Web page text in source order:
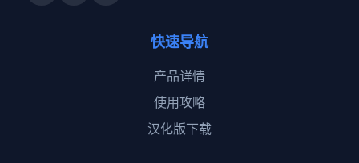
快速导航
产品详情
使用攻略
汉化版下载